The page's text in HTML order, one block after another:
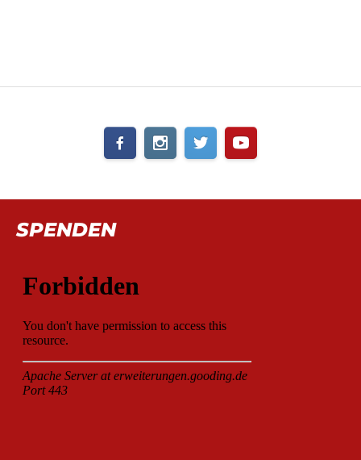
SPENDEN